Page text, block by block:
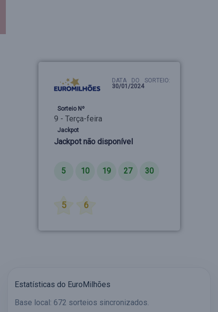
DATA DO SORTEIO:
30/01/2024
Sorteio Nº
9 - Terça-feira
Jackpot
Jackpot não disponível
5 10 19 27 30
5 6
Estatísticas do EuroMilhões
Base local: 672 sorteios sincronizados.